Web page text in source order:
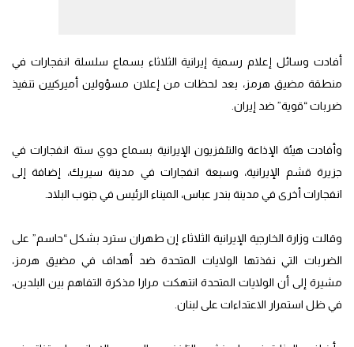
أفادت وسائل إعلام رسمية إيرانية الثلاثاء بسماع سلسلة انفجارات في
منطقة مضيق هرمز، بعد لحظات من إعلان مسؤولين أميركيين تنفيذ
ضربات “قوية” ضد إيران.
وأفادت هيئة الإذاعة والتلفزيون الإيرانية بسماع دوي ستة انفجارات في
جزيرة قشم الإيرانية، وسبعة انفجارات في مدينة سيريك، إضافة إلى
انفجارات أخرى في مدينة بندر عباس، الميناء الرئيس في جنوب البلاد.
وقالت وزارة الخارجية الإيرانية الثلاثاء إن طهران سترد بشكل “حاسم” على
الضربات التي نفذتها الولايات المتحدة ضد أهداف في مضيق هرمز،
مشيرة إلى أن الولايات المتحدة انتهكت مرارا مذكرة التفاهم بين البلدين،
في ظل استمرار الاعتداءات على لبنان.